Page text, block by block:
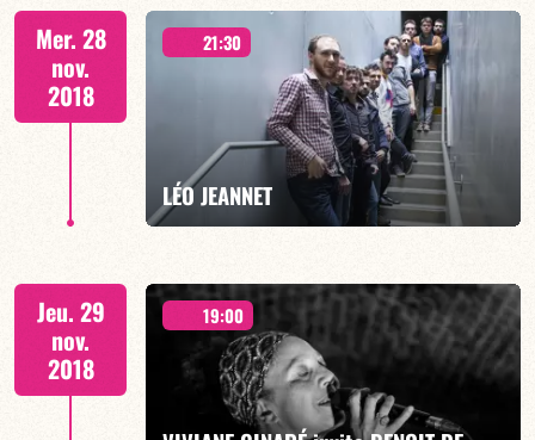
EN SAVOIR PLUS
Mer. 28
nov.
2018
21:30
LÉO JEANNET
PANORAMIC PROJECT
Jeu. 29
nov.
2018
19:00